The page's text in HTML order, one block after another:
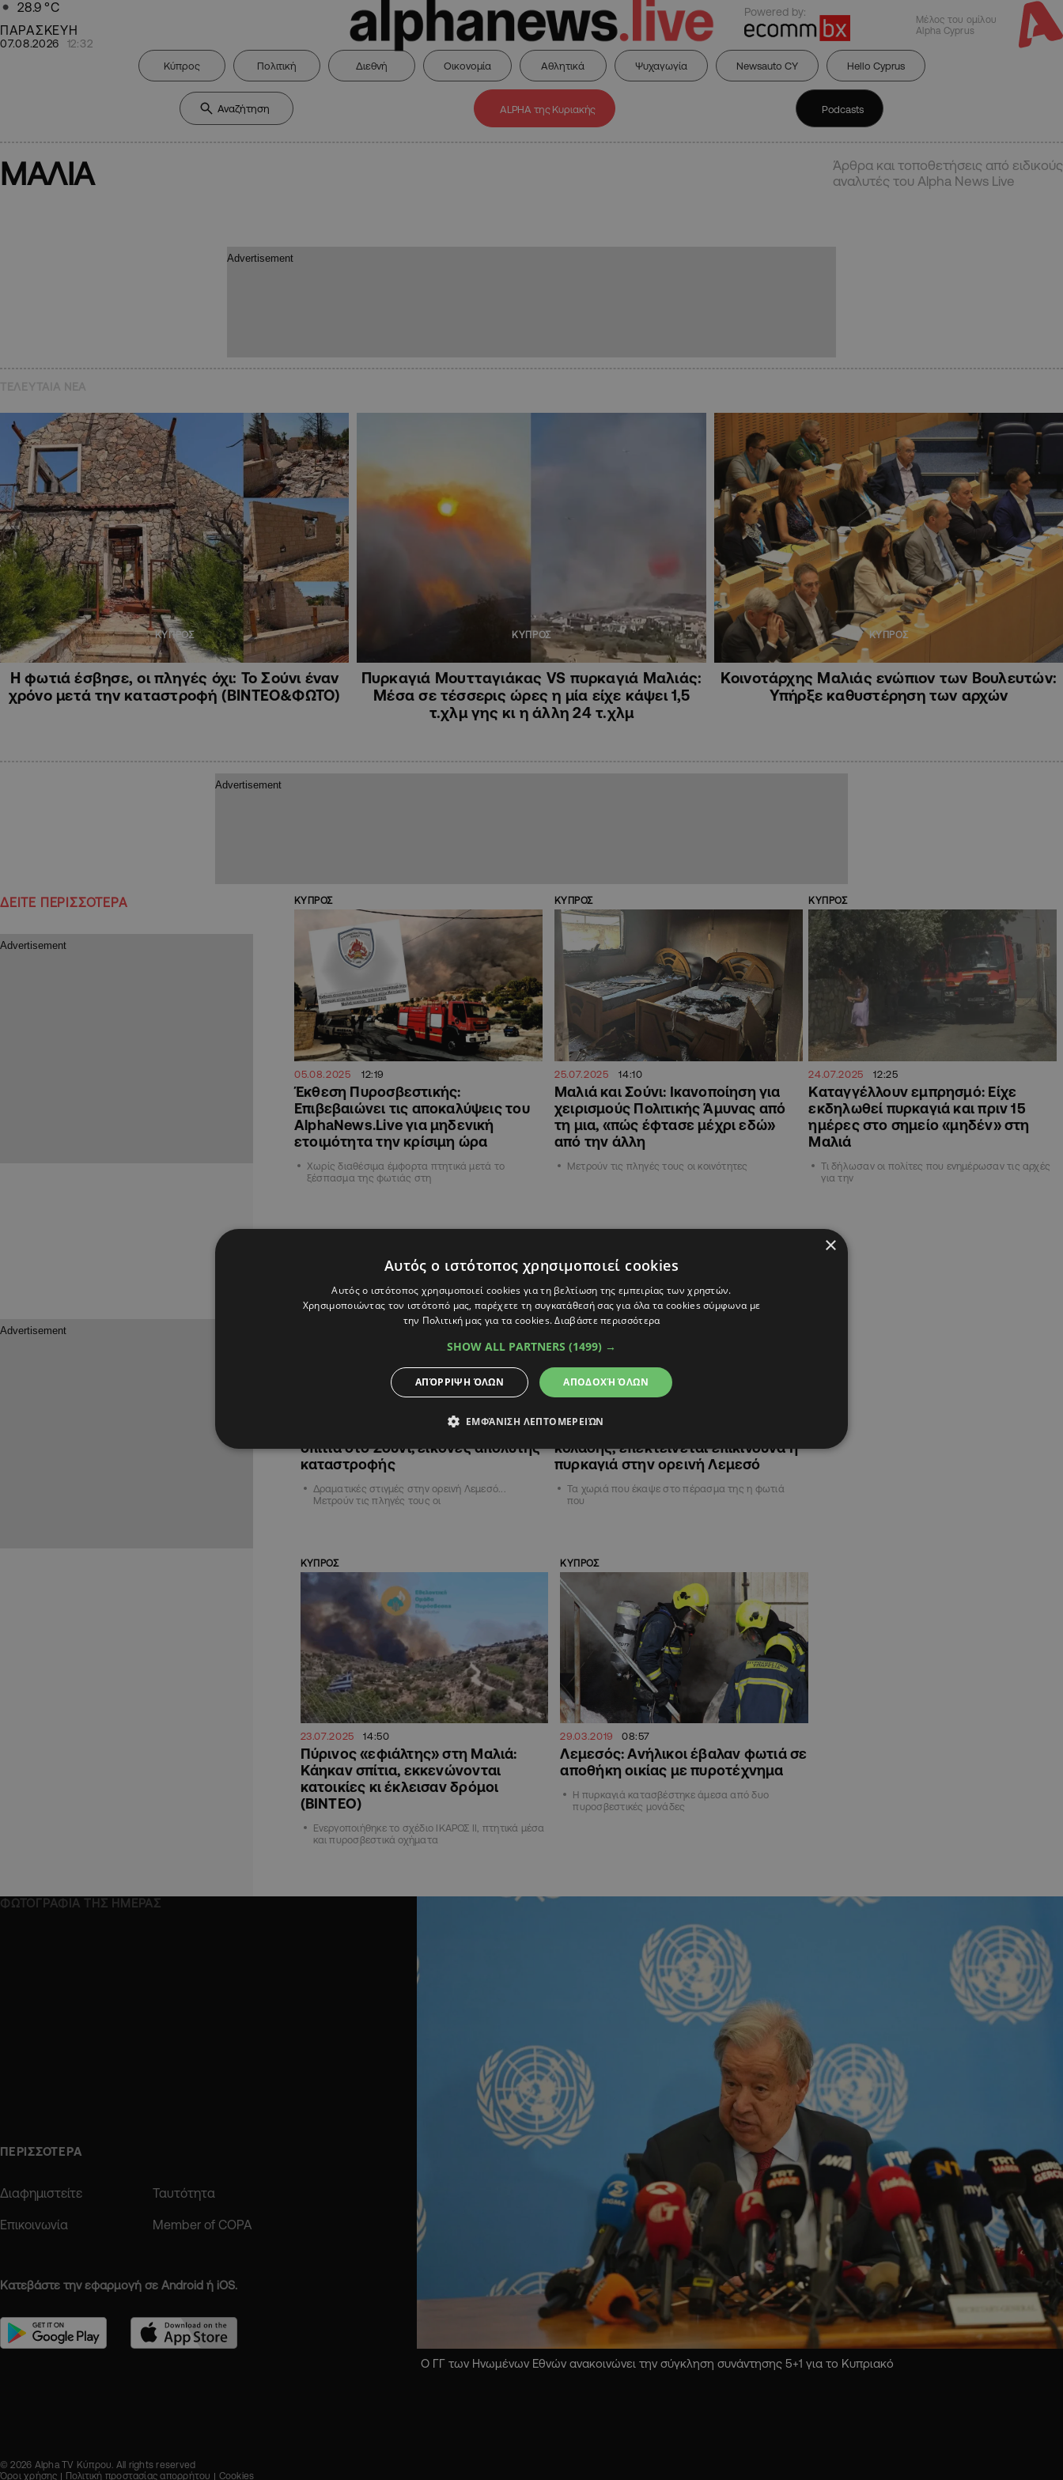
28.9 °C
ΠΑΡΑΣΚΕΥΗ
07.08.2026 12:32
Powered by:
Μέλος του ομίλου
Alpha Cyprus
Κύπρος Πολιτική Διεθνή Οικονομία Αθλητικά Ψυχαγωγία Newsauto CY Hello Cyprus
ALPHA της Κυριακής Podcasts
ΜΑΛΙΑ
Άρθρα και τοποθετήσεις από ειδικούς
αναλυτές του Alpha News Live
ΚΥΠΡΟΣ
Η φωτιά έσβησε, οι πληγές όχι: Το Σούνι έναν
χρόνο μετά την καταστροφή (ΒΙΝΤΕΟ&ΦΩΤΟ)
ΚΥΠΡΟΣ
Πυρκαγιά Μουτταγιάκας VS πυρκαγιά Μαλιάς:
Μέσα σε τέσσερις ώρες η μία είχε κάψει 1,5
τ.χλμ γης κι η άλλη 24 τ.χλμ
ΚΥΠΡΟΣ
Κοινοτάρχης Μαλιάς ενώπιον των Βουλευτών:
Υπήρξε καθυστέρηση των αρχών
ΔΕΙΤΕ ΠΕΡΙΣΣΟΤΕΡΑ ΚΥΠΡΟΣ
05.08.2025 12:19
Έκθεση Πυροσβεστικής:
Επιβεβαιώνει τις αποκαλύψεις του
AlphaNews.Live για μηδενική
ετοιμότητα την κρίσιμη ώρα
Χωρίς διαθέσιμα έμφορτα πτητικά μετά το
ξέσπασμα της φωτιάς στη
ΚΥΠΡΟΣ
25.07.2025 14:10
Μαλιά και Σούνι: Ικανοποίηση για
χειρισμούς Πολιτικής Άμυνας από
τη μια, «πώς έφτασε μέχρι εδώ»
από την άλλη
Μετρούν τις πληγές τους οι κοινότητες
ΚΥΠΡΟΣ
24.07.2025 12:25
Καταγγέλλουν εμπρησμό: Είχε
εκδηλωθεί πυρκαγιά και πριν 15
ημέρες στο σημείο «μηδέν» στη
Μαλιά
Τι δήλωσαν οι πολίτες που ενημέρωσαν τις αρχές
για την
Συγκλονιστικό βίντεο με τα καμένα
σπίτια στο Σούνι, εικόνες απόλυτης
καταστροφής
Δραματικές στιγμές στην ορεινή Λεμεσό...
Μετρούν τις πληγές τους οι
κόλασης, επεκτείνεται επικίνδυνα η
πυρκαγιά στην ορεινή Λεμεσό
Τα χωριά που έκαψε στο πέρασμα της η φωτιά
που
ΚΥΠΡΟΣ
23.07.2025 14:50
Πύρινος «εφιάλτης» στη Μαλιά:
Κάηκαν σπίτια, εκκενώνονται
κατοικίες κι έκλεισαν δρόμοι
(ΒΙΝΤΕΟ)
Ενεργοποιήθηκε το σχέδιο ΙΚΑΡΟΣ ΙΙ, πτητικά μέσα
και πυροσβεστικά οχήματα
ΚΥΠΡΟΣ
29.03.2019 08:57
Λεμεσός: Ανήλικοι έβαλαν φωτιά σε
αποθήκη οικίας με πυροτέχνημα
Η πυρκαγιά κατασβέστηκε άμεσα από δυο
πυροσβεστικές μονάδες
ΦΩΤΟΓΡΑΦΙΑ ΤΗΣ ΗΜΕΡΑΣ
ΠΕΡΙΣΣΟΤΕΡΑ
Διαφημιστείτε Ταυτότητα
Επικοινωνία Member of COPA
Κατεβάστε την εφαρμογή σε Android ή iOS.
Ο ΓΓ των Ηνωμένων Εθνών ανακοινώνει την σύγκληση συνάντησης 5+1 για το Κυπριακό
© 2026 Alpha TV Κύπρου. All rights reserved
Όροι χρήσης
Πολιτική προστασίας απορρήτου Cookies
×
Αυτός ο ιστότοπος χρησιμοποιεί cookies
Αυτός ο ιστότοπος χρησιμοποιεί cookies για τη βελτίωση της εμπειρίας των χρηστών.
Χρησιμοποιώντας τον ιστότοπό μας, παρέχετε τη συγκατάθεσή σας για όλα τα cookies σύμφωνα με
την Πολιτική μας για τα cookies.Διαβάστε περισσότερα
SHOW ALL PARTNERS (1499) →
ΑΠΟΔΟΧΉ ΌΛΩΝ
ΑΠΌΡΡΙΨΗ ΌΛΩΝ
ΕΜΦΆΝΙΣΗ ΛΕΠΤΟΜΕΡΕΙΏΝ